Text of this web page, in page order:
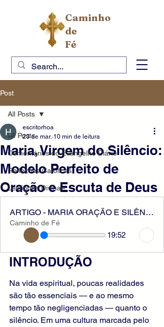
Caminho
de
Fé
Post
All Posts
Comentários do Evangelho Diário
Reflexões Católicas
Lectiones Divinae
All Posts
Maria, Virgem do Silêncio:
Modelo Perfeito de
Oração e Escuta de Deus
escritorhoa
23 de mar. 10 min de leitura
ARTIGO - MARIA ORAÇÃO E SILÊNCIO
Caminho de Fé
19:52
INTRODUÇÃO
Na vida espiritual, poucas realidades
são tão essenciais — e ao mesmo
tempo tão negligenciadas — quanto o
silêncio. Em uma cultura marcada pelo